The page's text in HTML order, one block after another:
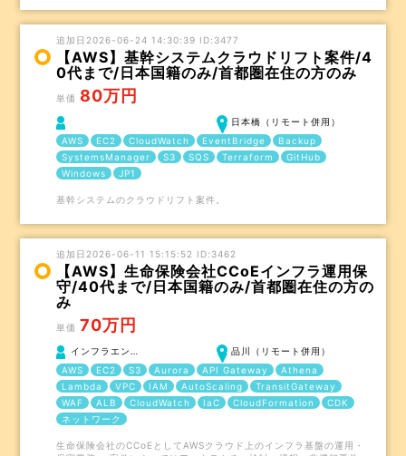
追加日2026-06-24 14:30:39 ID:3477
【AWS】基幹システムクラウドリフト案件/4
0代まで/日本国籍のみ/首都圏在住の方のみ
単価 80万円
日本橋（リモート併用）
AWS
EC2 CloudWatch EventBridge
Backup
SystemsManager
S3 SQS Terraform
GitHub
Windows
JP1
基幹システムのクラウドリフト案件。
追加日2026-06-11 15:15:52 ID:3462
【AWS】生命保険会社CCoEインフラ運用保
守/40代まで/日本国籍のみ/首都圏在住の方の
み
単価 70万円
インフラエン…
品川（リモート併用）
AWS
EC2 S3 Aurora API Gateway
Athena
Lambda
VPC IAM AutoScaling
TransitGateway
WAF
ALB CloudWatch IaC CloudFormation
CDK
ネットワーク
生命保険会社のCCoEとしてAWSクラウド上のインフラ基盤の運用・